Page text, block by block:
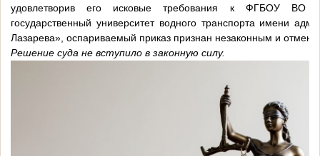
удовлетворив его исковые требования к ФГБОУ ВО
государственный университет водного транспорта имени
Лазарева», оспариваемый приказ признан незаконным и
Решение суда не вступило в законную силу.